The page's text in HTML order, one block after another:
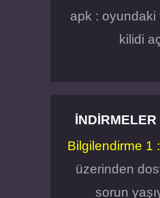
apk : oyundaki
kilidi
Bilgilendirme 1 :
üzerinden
sorun